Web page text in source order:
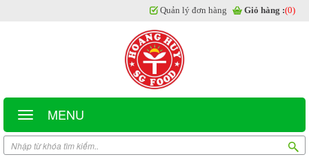
MENU
Quản lý đơn hàng Giỏ hàng :(0)